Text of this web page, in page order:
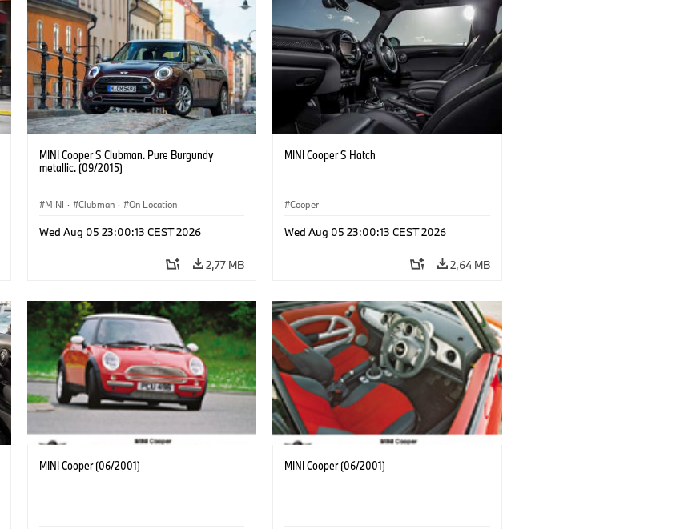
MINI Cooper S Clubman. Pure Burgundy
metallic. (09/2015)
MINI · Clubman · On Location
Wed Aug 05 23:00:13 CEST 2026
2,77 MB
MINI Cooper S Hatch
Cooper
Wed Aug 05 23:00:13 CEST 2026
2,64 MB
MINI Cooper (06/2001) MINI Cooper (06/2001)